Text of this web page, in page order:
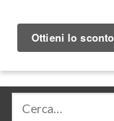
content